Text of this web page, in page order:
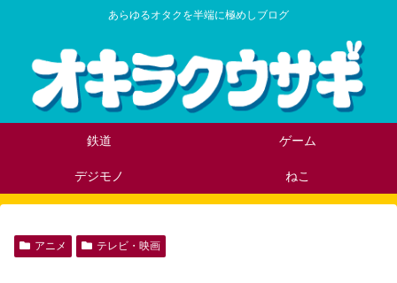
あらゆるオタクを半端に極めしブログ
鉄道 ゲーム
デジモノ ねこ
アニメ テレビ・映画